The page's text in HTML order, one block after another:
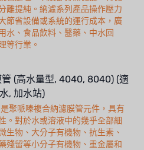
離提純。納濾系列產品操作壓力
節省設備或系統的運行成本，廣
水、食品飲料、醫藥、中水回
等行業。
管 (高水量型, 4040, 8040) (適
, 加水站)
聚哌嗪複合納濾膜管元件，具有
。對於水或溶液中的幾乎全部細
生物、大分子有機物、抗生素、
殘留等小分子有機物、重金屬和